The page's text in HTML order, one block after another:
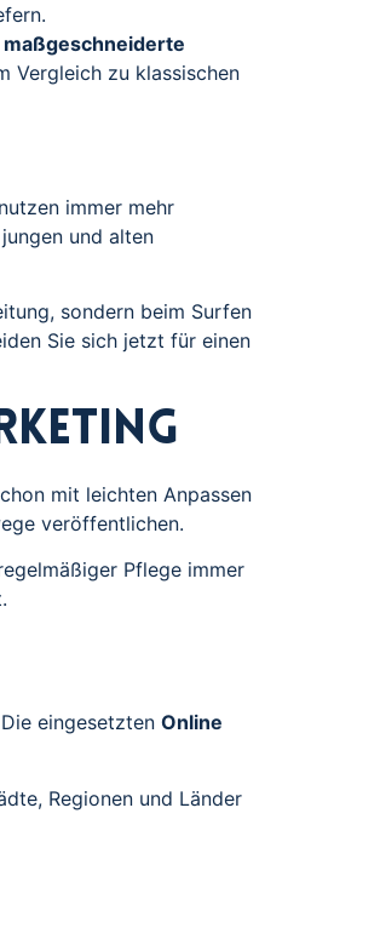
maßgeschneiderte
Vergleich zu klassischen
immer mehr
und alten
sondern beim Surfen
Sie sich jetzt für einen
mit leichten Anpassen
veröffentlichen.
Pflege immer
eingesetzten Online
Regionen und Länder